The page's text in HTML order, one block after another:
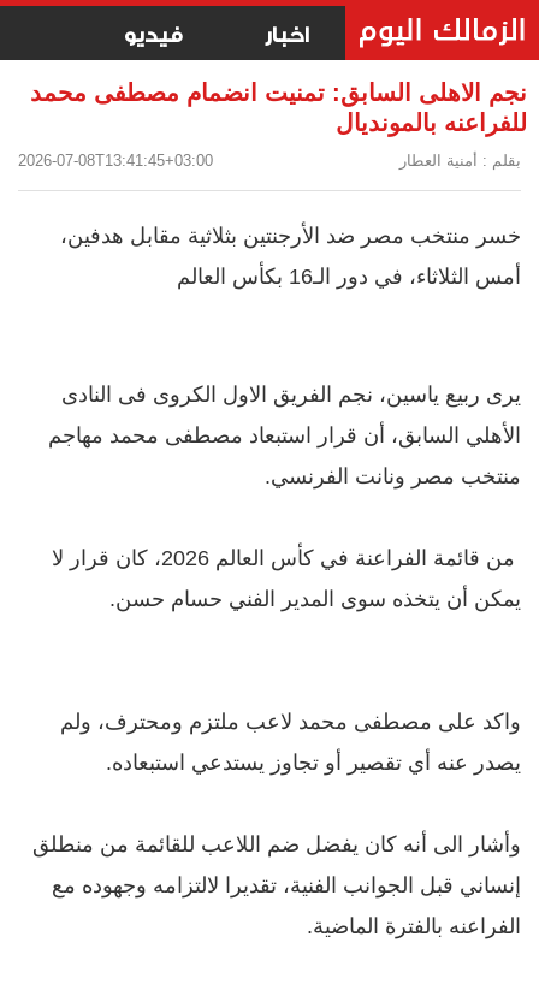
اخبار فيديو
نجم الاهلى السابق: تمنيت انضمام مصطفى محمد
للفراعنه بالمونديال
بقلم : أمنية العطار 2026-07-08T13:41:45+03:00
خسر منتخب مصر ضد الأرجنتين بثلاثية مقابل هدفين،
أمس الثلاثاء، في دور الـ16 بكأس العالم
يرى ربيع ياسين، نجم الفريق الاول الكروى فى النادى
الأهلي السابق، أن قرار استبعاد مصطفى محمد مهاجم
منتخب مصر ونانت الفرنسي.
من قائمة الفراعنة في كأس العالم 2026، كان قرار لا
يمكن أن يتخذه سوى المدير الفني حسام حسن.
واكد على مصطفى محمد لاعب ملتزم ومحترف، ولم
يصدر عنه أي تقصير أو تجاوز يستدعي استبعاده.
وأشار الى أنه كان يفضل ضم اللاعب للقائمة من منطلق
إنساني قبل الجوانب الفنية، تقديرا لالتزامه وجهوده مع
الفراعنه بالفترة الماضية.